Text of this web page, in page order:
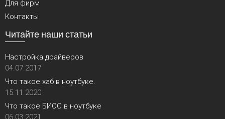
Для фирм
Контакты
Читайте наши статьи
Настройка драйверов
04.07.2017
Что такое хаб в ноутбуке.
15.11.2020
Что такое БИОС в ноутбуке
06.03.2021